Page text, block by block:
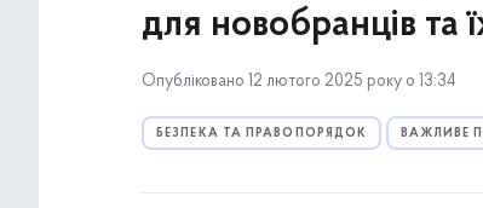
для новобранців та
Опубліковано 12 лютого 2025 року о 13:34
БЕЗПЕКА ТА ПРАВОПОРЯДОК ВАЖЛИВЕ